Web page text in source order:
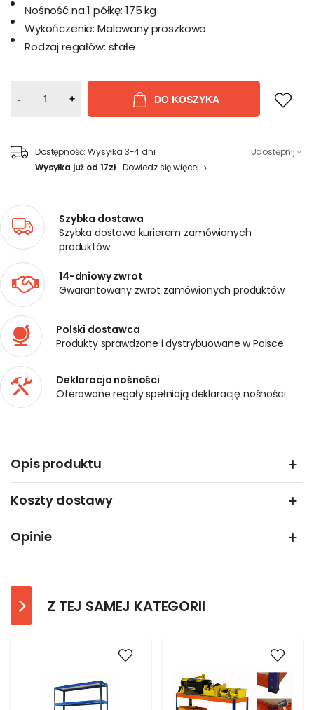
Nośność na 1 półkę: 175 kg
Wykończenie: Malowany proszkowo
Rodzaj regałów: stałe
- + DO KOSZYKA
Dostępność: Wysyłka 3-4 dni
Wysyłka już od 17zł Dowiedz się więcej
Udostępnij
Szybka dostawa
Szybka dostawa kurierem zamówionych
produktów
14-dniowy zwrot
Gwarantowany zwrot zamówionych produktów
Polski dostawca
Produkty sprawdzone i dystrybuowane w Polsce
Deklaracja nośności
Oferowane regały spełniają deklarację nośności
Opis produktu
Koszty dostawy
Opinie
Z TEJ SAMEJ KATEGORII